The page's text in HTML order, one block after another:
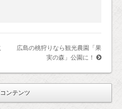
広島の桃狩りなら観光農園「果
実の森」公園に！
ンテンツ